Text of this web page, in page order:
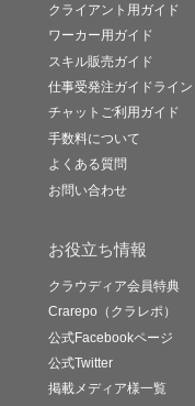
クライアント用ガイド
ワーカー用ガイド
スキル販売ガイド
仕事受発注ガイドライン
チャットご利用ガイド
手数料について
よくある質問
お問い合わせ
お役立ち情報
クラウディア会員特典
Crarepo（クラレポ）
公式Facebookページ
公式Twitter
掲載メディア様一覧